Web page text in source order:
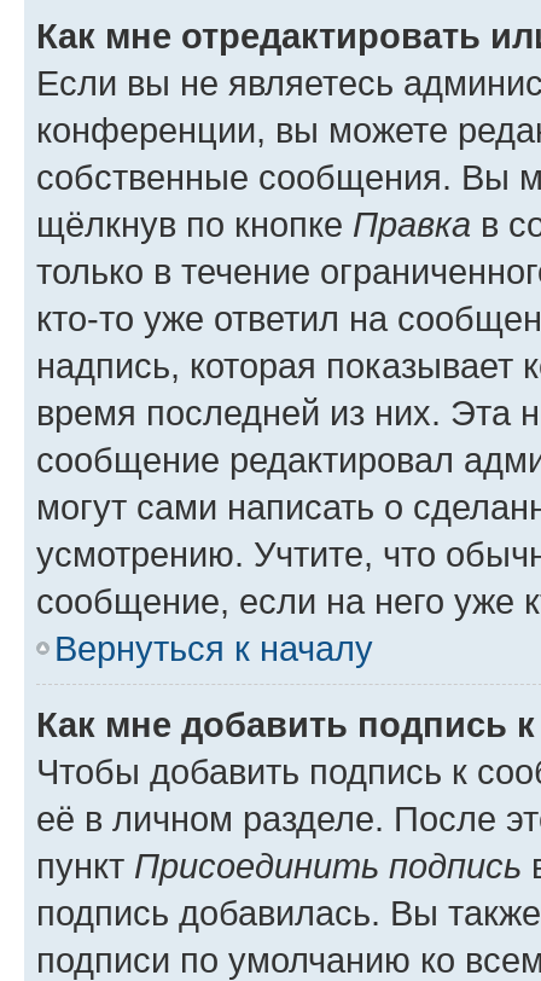
Как мне отредактировать
Если вы не являетесь
конференции, вы можете
собственные сообщения. Вы
щёлкнув по кнопке Правка в
только в течение
кто-то уже ответил на
надпись, которая показывает
время последней из них. Эта
сообщение редактировал
могут сами написать о
усмотрению. Учтите, что
сообщение, если на него уже
Вернуться к началу
Как мне добавить подпись
Чтобы добавить подпись к
её в личном разделе. После
пункт Присоединить подпись
подпись добавилась. Вы
подписи по умолчанию ко